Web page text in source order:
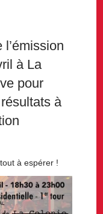
l’émission
à La
pour
à
à espérer !